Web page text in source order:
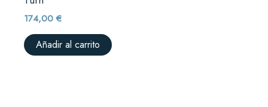
174,00€
Añadir al carrito